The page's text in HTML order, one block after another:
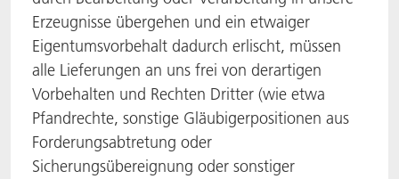
Erzeugnisse übergehen und ein etwaiger
Eigentumsvorbehalt dadurch erlischt, müssen
alle Lieferungen an uns frei von derartigen
Vorbehalten und Rechten Dritter (wie etwa
Pfandrechte, sonstige Gläubigerpositionen aus
Forderungsabtretung oder
Sicherungsübereignung oder sonstiger